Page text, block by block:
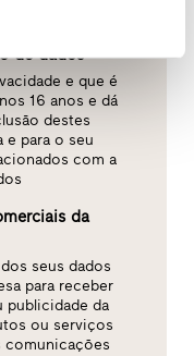
de dados*
e que é
16 anos e dá
destes
e para o seu
com a
da
seus dados
para receber
da
ou serviços
comunicações